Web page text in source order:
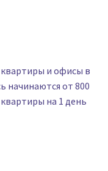
и офисы в
начинаются от 800
на 1 день